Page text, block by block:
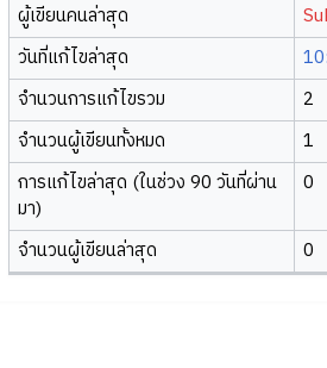
ผู้เขียนคนล่าสุด
วันที่แก้ไขล่าสุด
จำนวนการแก้ไขรวม
2
จำนวนผู้เขียนทั้งหมด
1
การแก้ไขล่าสุด (ในช่วง 90 วันที่ผ่าน
มา)
0
จำนวนผู้เขียนล่าสุด 0